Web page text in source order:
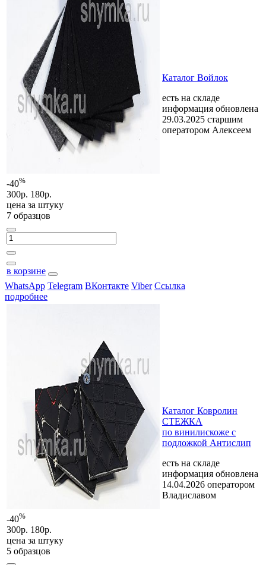
-40%
300р. 180р.
цена за штуку
7 образцов
в корзине
Каталог Войлок
есть на складе
информация обновлена
29.03.2025 старшим
оператором Алексеем
WhatsApp Telegram ВКонтакте Viber Ссылка
подробнее
-40%
300р. 180р.
цена за штуку
5 образцов
Каталог Ковролин
СТЕЖКА
по винилискоже с
подложкой Антислип
есть на складе
информация обновлена
14.04.2026 оператором
Владиславом